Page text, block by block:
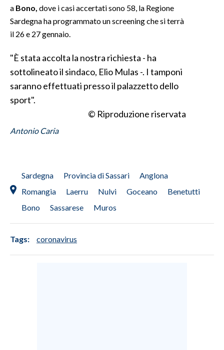
ABBONATI
ANNUNCI
a Bono, dove i casi accertati sono 58, la Regione
Sardegna ha programmato un screening che si terrà
il 26 e 27 gennaio.
"È stata accolta la nostra richiesta - ha
sottolineato il sindaco, Elio Mulas -. I tamponi
saranno effettuati presso il palazzetto dello
sport".
© Riproduzione riservata
Antonio Caria
Sardegna Provincia di Sassari
Anglona
Romangia
Laerru Nulvi Goceano
Benetutti
Bono
Sassarese Muros
Tags: coronavirus